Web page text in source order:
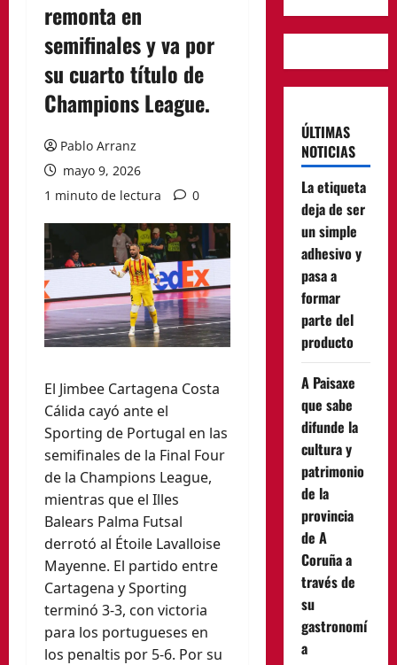
remonta en
semifinales y va por
su cuarto título de
Champions League.
Pablo Arranz
mayo 9, 2026
1 minuto de lectura
0
El Jimbee Cartagena Costa
Cálida cayó ante el
Sporting de Portugal en las
semifinales de la Final Four
de la Champions League,
mientras que el Illes
Balears Palma Futsal
derrotó al Étoile Lavalloise
Mayenne. El partido entre
Cartagena y Sporting
terminó 3-3, con victoria
para los portugueses en
los penaltis por 5-6. Por su
ÚLTIMAS
NOTICIAS
La etiqueta
deja de ser
un simple
adhesivo y
pasa a
formar
parte del
producto
A Paisaxe
que sabe
difunde la
cultura y
patrimonio
de la
provincia
de A
Coruña a
través de
su
gastronomí
a